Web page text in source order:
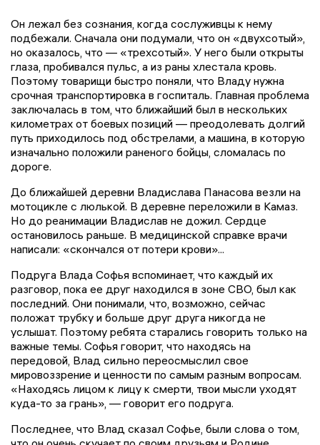
Он лежал без сознания, когда сослуживцы к нему
подбежали. Сначала они подумали, что он «двухсотый»,
но оказалось, что — «трехсотый». У него были открыты
глаза, пробивался пульс, а из раны хлестала кровь.
Поэтому товарищи быстро поняли, что Владу нужна
срочная транспортировка в госпиталь. Главная проблема
заключалась в том, что ближайший был в нескольких
километрах от боевых позиций — преодолевать долгий
путь приходилось под обстрелами, а машина, в которую
изначально положили раненого бойцы, сломалась по
дороге.
До ближайшей деревни Владислава Панасова везли на
мотоцикле с люлькой. В деревне переложили в Камаз.
Но до реанимации Владислав не дожил. Сердце
остановилось раньше. В медицинской справке врачи
написали: «скончался от потери крови»...
Подруга Влада Софья вспоминает, что каждый их
разговор, пока ее друг находился в зоне СВО, был как
последний. Они понимали, что, возможно, сейчас
положат трубку и больше друг друга никогда не
услышат. Поэтому ребята старались говорить только на
важные темы. Софья говорит, что находясь на
передовой, Влад сильно переосмыслил свое
мировоззрение и ценности по самым разным вопросам.
«Находясь лицом к лицу к смерти, твои мысли уходят
куда-то за грань», — говорит его подруга.
Последнее, что Влад сказал Софье, были слова о том,